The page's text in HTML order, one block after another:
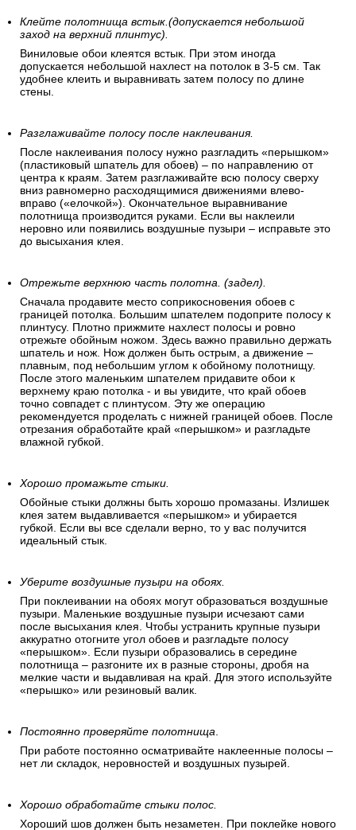
Клейте полотнища встык.(допускается небольшой
заход на верхний плинтус).
Виниловые обои клеятся встык. При этом иногда
допускается небольшой нахлест на потолок в 3-5 см. Так
удобнее клеить и выравнивать затем полосу по длине
стены.
Разглаживайте полосу после наклеивания.
После наклеивания полосу нужно разгладить «перышком»
(пластиковый шпатель для обоев) – по направлению от
центра к краям. Затем разглаживайте всю полосу сверху
вниз равномерно расходящимися движениями влево-
вправо («елочкой»). Окончательное выравнивание
полотнища производится руками. Если вы наклеили
неровно или появились воздушные пузыри – исправьте это
до высыхания клея.
Отрежьте верхнюю часть полотна. (задел).
Сначала продавите место соприкосновения обоев с
границей потолка. Большим шпателем подоприте полосу к
плинтусу. Плотно прижмите нахлест полосы и ровно
отрежьте обойным ножом. Здесь важно правильно держать
шпатель и нож. Нож должен быть острым, а движение –
плавным, под небольшим углом к обойному полотнищу.
После этого маленьким шпателем придавите обои к
верхнему краю потолка - и вы увидите, что край обоев
точно совпадет с плинтусом. Эту же операцию
рекомендуется проделать с нижней границей обоев. После
отрезания обработайте край «перышком» и разгладьте
влажной губкой.
Хорошо промажьте стыки.
Обойные стыки должны быть хорошо промазаны. Излишек
клея затем выдавливается «перышком» и убирается
губкой. Если вы все сделали верно, то у вас получится
идеальный стык.
Уберите воздушные пузыри на обоях.
При поклеивании на обоях могут образоваться воздушные
пузыри. Маленькие воздушные пузыри исчезают сами
после высыхания клея. Чтобы устранить крупные пузыри
аккуратно отогните угол обоев и разгладьте полосу
«перышком». Если пузыри образовались в середине
полотнища – разгоните их в разные стороны, дробя на
мелкие части и выдавливая на край. Для этого используйте
«перышко» или резиновый валик.
Постоянно проверяйте полотнища.
При работе постоянно осматривайте наклеенные полосы –
нет ли складок, неровностей и воздушных пузырей.
Хорошо обработайте стыки полос.
Хороший шов должен быть незаметен. При поклейке нового